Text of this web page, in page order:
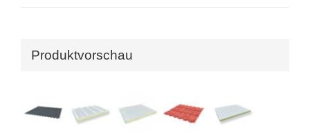
Produktvorschau